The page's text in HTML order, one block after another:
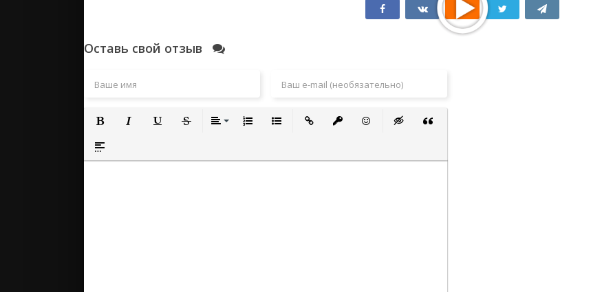
Оставь свой отзыв
Полужирный
Вставка спойлера